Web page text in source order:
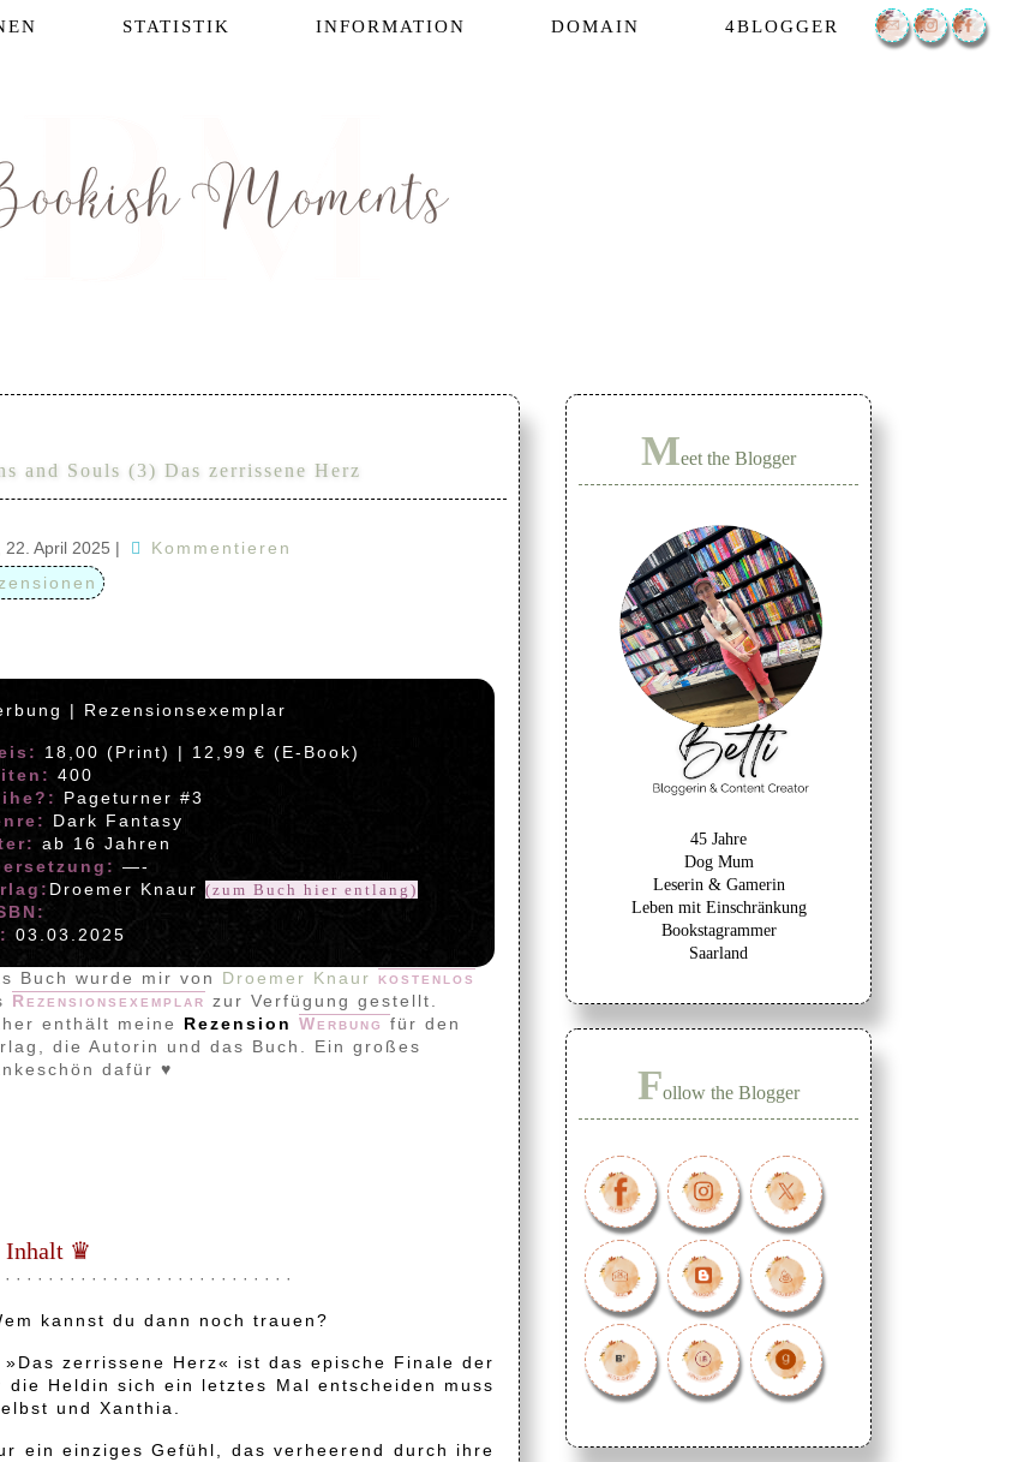
STATISTIK INFORMATION DOMAIN 4BLOGGER
and Souls (3) Das zerrissene Herz
22. April 2025 |
Kommentieren
| Rezensionsexemplar
18,00 (Print) | 12,99 € (E-Book)
400
Pageturner #3
Dark Fantasy
ab 16 Jahren
—-
Droemer Knaur (zum Buch hier entlang)
03.03.2025
Buch wurde mir von Droemer Knaur kostenlos
Rezensionsexemplar zur Verfügung gestellt.
enthält meine Rezension Werbung für den
die Autorin und das Buch. Ein großes
dafür ♥
♛
· · · · · · · · · · · · · · · · · · · · · · · · · ·
kannst du dann noch trauen?
zerrissene Herz« ist das epische Finale der
Heldin sich ein letztes Mal entscheiden muss
und Xanthia.
ein einziges Gefühl, das verheerend durch ihre
Meet the Blogger
45 Jahre
Dog Mum
Leserin & Gamerin
Leben mit Einschränkung
Bookstagrammer
Saarland
Follow the Blogger